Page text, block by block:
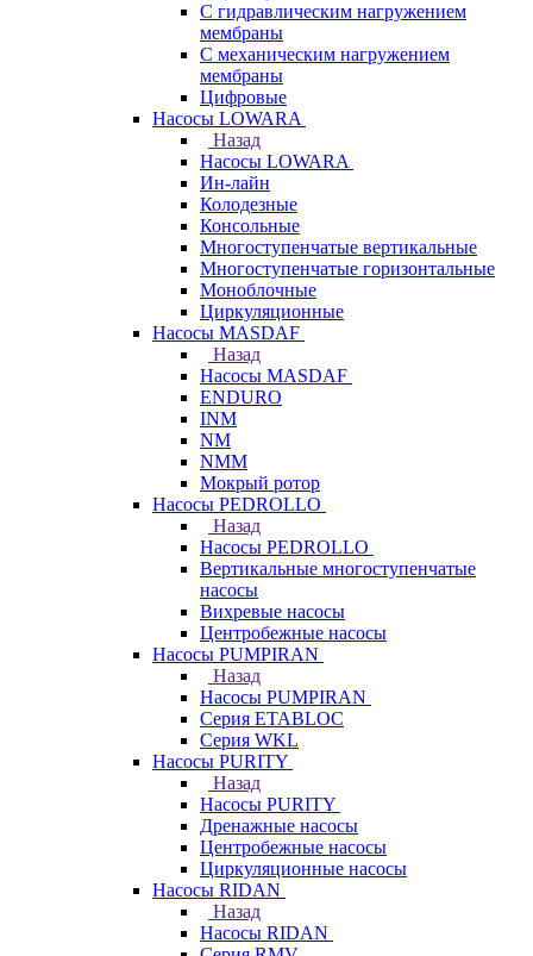
С гидравлическим нагружением
мембраны
С механическим нагружением
мембраны
Цифровые
Насосы LOWARA
Назад
Насосы LOWARA
Ин-лайн
Колодезные
Консольные
Многоступенчатые вертикальные
Многоступенчатые горизонтальные
Моноблочные
Циркуляционные
Насосы MASDAF
Назад
Насосы MASDAF
ENDURO
INM
NM
NMM
Мокрый ротор
Насосы PEDROLLO
Назад
Насосы PEDROLLO
Вертикальные многоступенчатые
насосы
Вихревые насосы
Центробежные насосы
Насосы PUMPIRAN
Назад
Насосы PUMPIRAN
Серия ETABLOC
Серия WKL
Насосы PURITY
Назад
Насосы PURITY
Дренажные насосы
Центробежные насосы
Циркуляционные насосы
Насосы RIDAN
Назад
Насосы RIDAN